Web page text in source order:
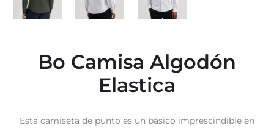
Bo Camisa Algodón
Elastica
Esta camiseta de punto es un básico imprescindible en